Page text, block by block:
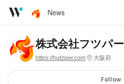
News
株式会社フツパー
https://hutzper.com 大阪府
Follow